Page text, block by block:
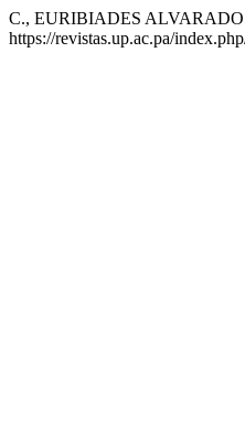
C., EURIBIADES
https://revistas.up.ac.pa/